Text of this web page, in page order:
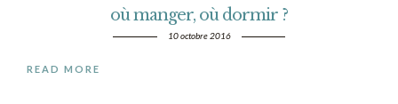
où manger, où dormir ?
10 octobre 2016
READ MORE